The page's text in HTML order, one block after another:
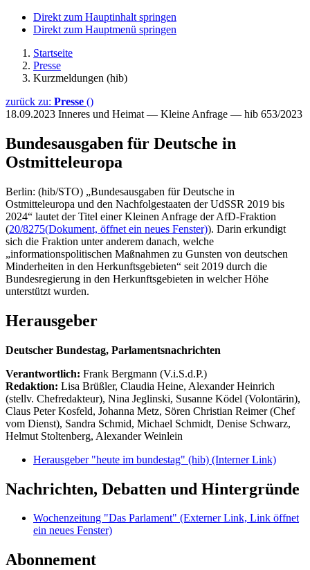
Direkt zum Hauptinhalt springen
Direkt zum Hauptmenü springen
Startseite
Presse
Kurzmeldungen (hib)
zurück zu: Presse ()
18.09.2023 Inneres und Heimat — Kleine Anfrage — hib 653/2023
Bundesausgaben für Deutsche in
Ostmitteleuropa
Berlin: (hib/STO) „Bundesausgaben für Deutsche in
Ostmitteleuropa und den Nachfolgestaaten der UdSSR 2019 bis
2024“ lautet der Titel einer Kleinen Anfrage der AfD-Fraktion
(20/8275(Dokument, öffnet ein neues Fenster)). Darin erkundigt
sich die Fraktion unter anderem danach, welche
„informationspolitischen Maßnahmen zu Gunsten von deutschen
Minderheiten in den Herkunftsgebieten“ seit 2019 durch die
Bundesregierung in den Herkunftsgebieten in welcher Höhe
unterstützt wurden.
Herausgeber
Deutscher Bundestag, Parlamentsnachrichten
Verantwortlich: Frank Bergmann (V.i.S.d.P.)
Redaktion: Lisa Brüßler, Claudia Heine, Alexander Heinrich
(stellv. Chefredakteur), Nina Jeglinski, Susanne Ködel (Volontärin),
Claus Peter Kosfeld, Johanna Metz, Sören Christian Reimer (Chef
vom Dienst), Sandra Schmid, Michael Schmidt, Denise Schwarz,
Helmut Stoltenberg, Alexander Weinlein
Herausgeber "heute im bundestag" (hib) (Interner Link)
Nachrichten, Debatten und Hintergründe
Wochenzeitung "Das Parlament" (Externer Link, Link öffnet
ein neues Fenster)
Abonnement